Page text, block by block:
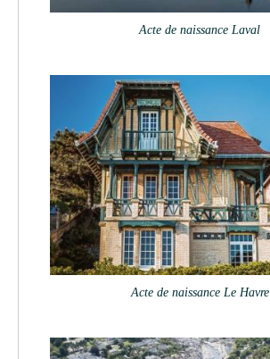
Acte de naissance Laval
Acte de naissance Le Havre